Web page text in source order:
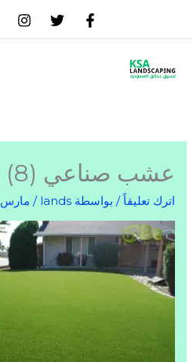
عشب صناعي (8)
اترك تعليقاً / بواسطة lands
/ مارس 22, 2025